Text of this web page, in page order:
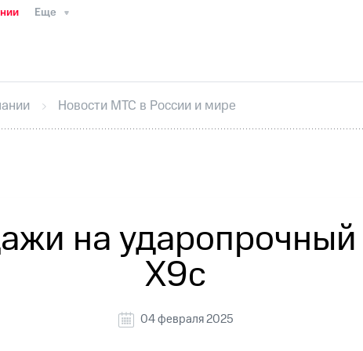
Еще
ИнтервьюФинансовая отчетность
секретарьРаскрытие информации
кабинет акционераАкционерный капитал
Новости МТС в России и мире
на ударопрочный
X9c
04 февраля 2025